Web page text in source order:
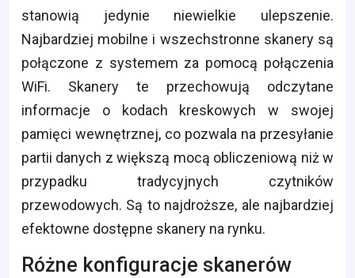
stanowią jedynie niewielkie ulepszenie.
Najbardziej mobilne i wszechstronne skanery są
połączone z systemem za pomocą połączenia
WiFi. Skanery te przechowują odczytane
informacje o kodach kreskowych w swojej
pamięci wewnętrznej, co pozwala na przesyłanie
partii danych z większą mocą obliczeniową niż w
przypadku tradycyjnych czytników
przewodowych. Są to najdroższe, ale najbardziej
efektowne dostępne skanery na rynku.
Różne konfiguracje skanerów